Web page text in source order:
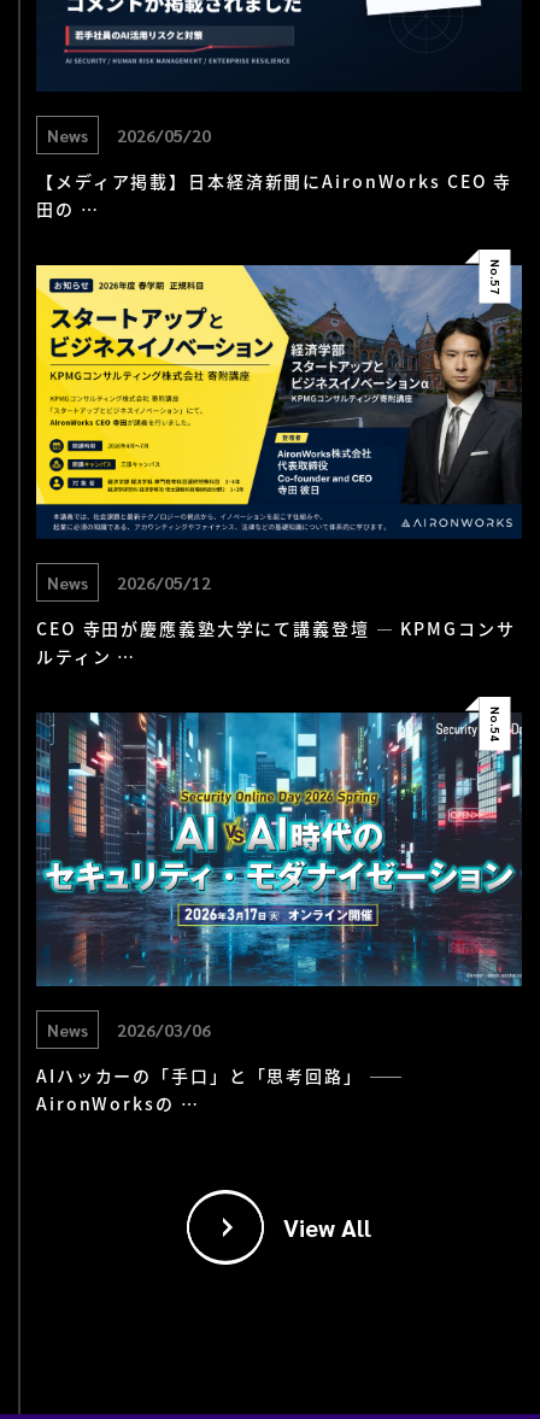
News 2026/05/20
【メディア掲載】日本経済新聞にAironWorks CEO 寺
田の …
No.
57
News 2026/05/12
CEO 寺田が慶應義塾大学にて講義登壇 — KPMGコンサ
ルティン …
No.
54
News 2026/03/06
AIハッカーの「手口」と「思考回路」 ——
AironWorksの …
View All